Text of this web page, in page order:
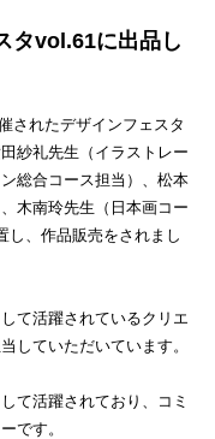
タvol.61に出品し
されたデザインフェスタ
紗礼先生（イラストレー
総合コース担当）、松本
木南玲先生（日本画コー
し、作品販売をされまし
て活躍されているクリエ
していただいています。
て活躍されており、コミ
です。